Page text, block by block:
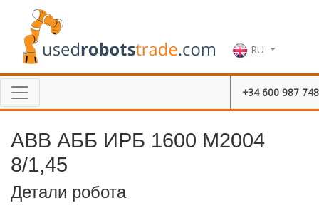
RU
+34 600 987 748
ABB АББ ИРБ 1600 М2004
8/1,45
Детали робота